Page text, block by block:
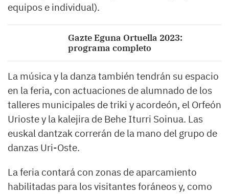
equipos e individual).
Gazte Eguna Ortuella 2023:
programa completo
La música y la danza también tendrán su espacio
en la feria, con actuaciones de alumnado de los
talleres municipales de triki y acordeón, el Orfeón
Urioste y la kalejira de Behe Iturri Soinua. Las
euskal dantzak correrán de la mano del grupo de
danzas Uri-Oste.
La feria contará con zonas de aparcamiento
habilitadas para los visitantes foráneos y, como